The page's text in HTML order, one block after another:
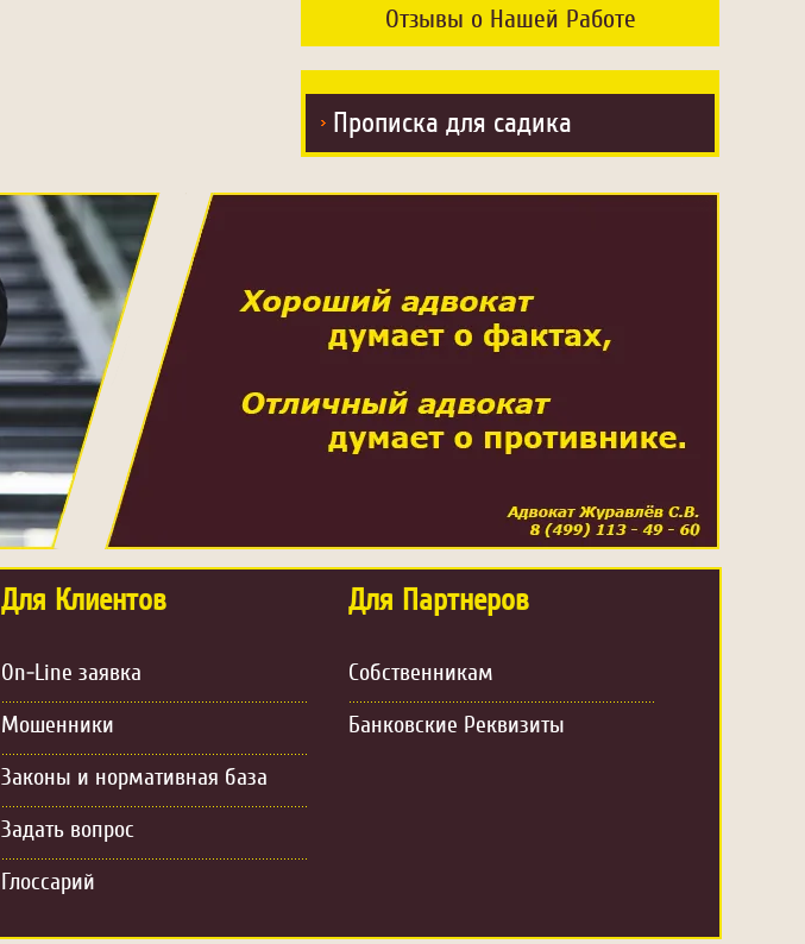
Отзывы о Нашей Работе
Прописка для садика
Для Клиентов
On-Line заявка
Мошенники
Законы и нормативная база
Задать вопрос
Глоссарий
Для Партнеров
Собственникам
Банковские Реквизиты